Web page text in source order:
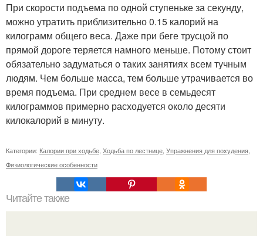
При скорости подъема по одной ступеньке за секунду,
можно утратить приблизительно 0.15 калорий на
килограмм общего веса. Даже при беге трусцой по
прямой дороге теряется намного меньше. Потому стоит
обязательно задуматься о таких занятиях всем тучным
людям. Чем больше масса, тем больше утрачивается во
время подъема. При среднем весе в семьдесят
килограммов примерно расходуется около десяти
килокалорий в минуту.
Категории: Калории при ходьбе, Ходьба по лестнице, Упражнения для похудения,
Физиологические особенности
Читайте также